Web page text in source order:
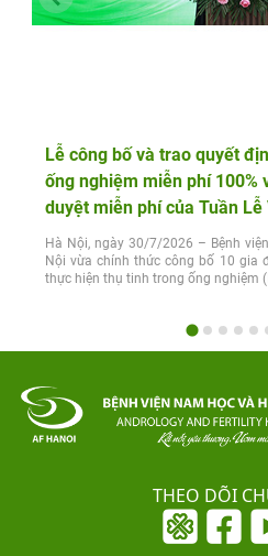
Lễ công bố và trao quyết
ống nghiệm miễn phí 100%
duyệt miễn phí của Tuần Lễ
Hà Nội, ngày 30/7/2026 – Bệnh
Nội vừa chính thức công bố 10 gia
thực hiện thụ tinh trong ống nghiệm
THEO DÕI